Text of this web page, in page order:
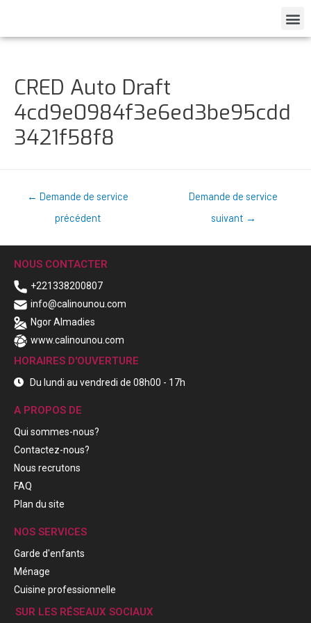
CRED Auto Draft
4cd9e0984f3e6ed3be95cdd
3421f58f8
← Demande de service
précédent
Demande de service
suivant →
NOUS CONTACTER
+221338200807
info@calinounou.com
Ngor Almadies
www.calinounou.com
HORAIRES D'OUVERTURE
Du lundi au vendredi de 08h00 - 17h
A PROPOS DE
Qui sommes-nous?
Contactez-nous?
Nous recrutons
FAQ
Plan du site
NOS SERVICES
Garde d'enfants
Ménage
Cuisine professionnelle
SUR LES RÉSEAUX SOCIAUX